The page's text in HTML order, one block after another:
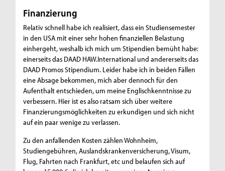
Finanzierung
Relativ schnell habe ich realisiert, dass ein Studiensemester
in den USA mit einer sehr hohen finanziellen Belastung
einhergeht, weshalb ich mich um Stipendien bemüht habe:
einerseits das DAAD HAW.International und andererseits das
DAAD Promos Stipendium. Leider habe ich in beiden Fällen
eine Absage bekommen, mich aber dennoch für den
Aufenthalt entschieden, um meine Englischkenntnisse zu
verbessern. Hier ist es also ratsam sich über weitere
Finanzierungsmöglichkeiten zu erkundigen und sich nicht
auf ein paar wenige zu verlassen.
Zu den anfallenden Kosten zählen Wohnheim,
Studiengebühren, Auslandskrankenversicherung, Visum,
Flug, Fahrten nach Frankfurt, etc und belaufen sich auf